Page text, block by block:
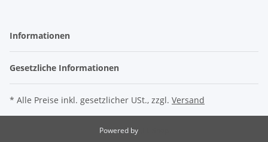
Informationen
Gesetzliche Informationen
* Alle Preise inkl. gesetzlicher USt., zzgl. Versand
Powered by